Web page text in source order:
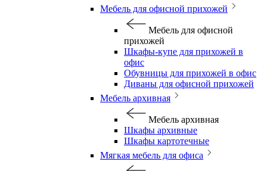
Мебель для офисной прихожей
Мебель для офисной
прихожей
Шкафы-купе для прихожей в
офис
Обувницы для прихожей в офис
Диваны для офисной прихожей
Мебель архивная
Мебель архивная
Шкафы архивные
Шкафы картотечные
Мягкая мебель для офиса